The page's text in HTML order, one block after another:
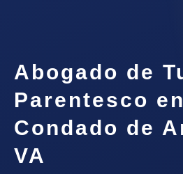
Abogado de
Parentesco
Condado de
VA